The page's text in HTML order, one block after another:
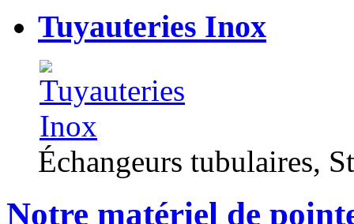
Tuyauteries Inox
Échangeurs tubulaires,
Notre matériel de